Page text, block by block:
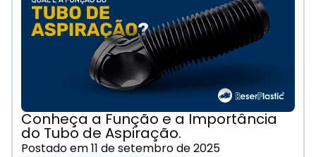
Conheça a Função e a Importância
do Tubo de Aspiração.
Postado em11 de setembro de 2025